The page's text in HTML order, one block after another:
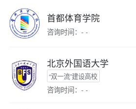
首都体育学院
咨询时间：- -
北京外国语大学
“双一流”建设高校
咨询时间：- -